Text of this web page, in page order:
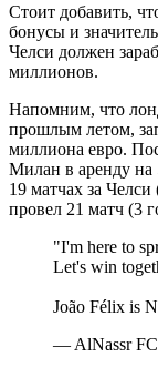
Стоит добавить,
бонусы и
Челси должен
миллионов.
Напомним, что
прошлым летом,
миллиона евро.
Милан в аренду на
19 матчах за
провел 21 матч (3
"I'm here to
Let's win
João Félix is
— AlNassr